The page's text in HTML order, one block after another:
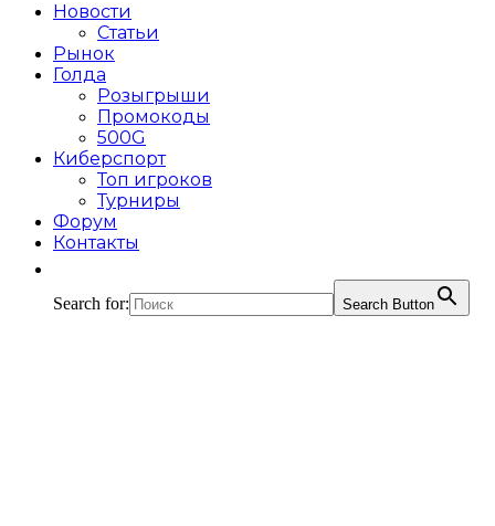
Новости
Статьи
Рынок
Голда
Розыгрыши
Промокоды
500G
Киберспорт
Топ игроков
Турниры
Форум
Контакты
Search for: Search Button